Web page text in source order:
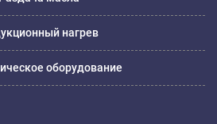
нагрев
оборудование